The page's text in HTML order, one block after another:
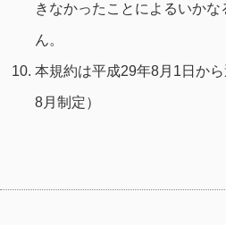
きなかったことによるいか
ん。
本規約は平成29年8月1日か
8月制定）